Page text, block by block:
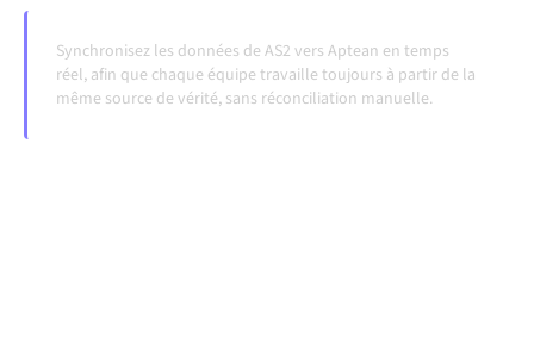
Synchronisez les données de AS2 vers Aptean en temps
réel, afin que chaque équipe travaille toujours à partir de la
même source de vérité, sans réconciliation manuelle.